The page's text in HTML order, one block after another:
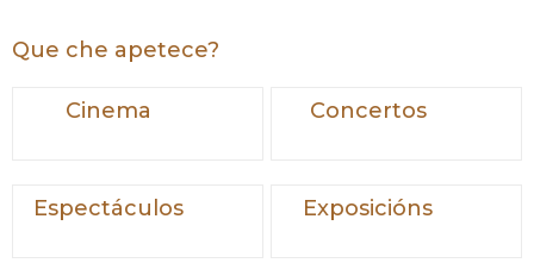
Que che apetece?
Cinema Concertos
Espectáculos Exposicións